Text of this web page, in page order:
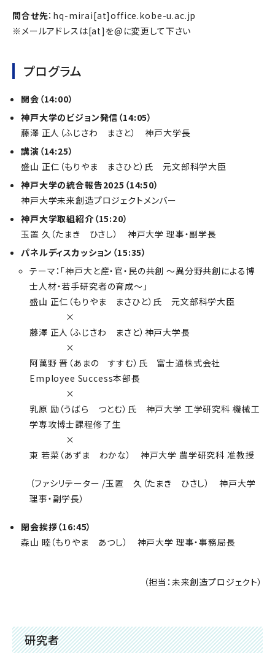
問合せ先：hq-mirai[at]office.kobe-u.ac.jp
※メールアドレスは[at]を@に変更して下さい
プログラム
開会（14:00）
神戸大学のビジョン発信（14:05）
藤澤 正人（ふじさわ まさと） 神戸大学長
講演（14:25）
盛山 正仁（もりやま まさひと）氏 元文部科学大臣
神戸大学の統合報告2025（14:50）
神戸大学未来創造プロジェクトメンバー
神戸大学取組紹介（15:20）
玉置 久（たまき ひさし） 神戸大学 理事・副学長
パネルディスカッション（15:35）
テーマ：「神戸大と産・官・民の共創 〜異分野共創による博
士人材・若手研究者の育成～」
盛山 正仁（もりやま まさひと）氏 元文部科学大臣
×
藤澤 正人（ふじさわ まさと）神戸大学長
×
阿萬野 晋（あまの すすむ）氏 富士通株式会社
Employee Success本部長
×
乳原 励（うばら つとむ）氏 神戸大学 工学研究科 機械工
学専攻博士課程修了生
×
東 若菜（あずま わかな） 神戸大学 農学研究科 准教授
（ファシリテーター /玉置 久（たまき ひさし） 神戸大学
理事・副学長）
閉会挨拶（16:45）
森山 睦（もりやま あつし） 神戸大学 理事・事務局長
（担当：未来創造プロジェクト）
研究者